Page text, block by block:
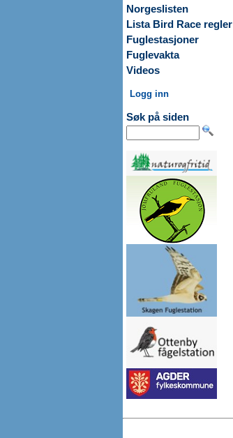
Norgeslisten
Lista Bird Race regler
Fuglestasjoner
Fuglevakta
Videos
Logg inn
Søk på siden